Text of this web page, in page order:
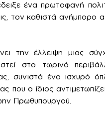
ένα πρωτοφανή
τον καθιστά ανήμπορο
την έλλειψη μιας
στο τωρινό
συνιστά ένα ισχυρό
που ο ίδιος
Πρωθυπουργού.